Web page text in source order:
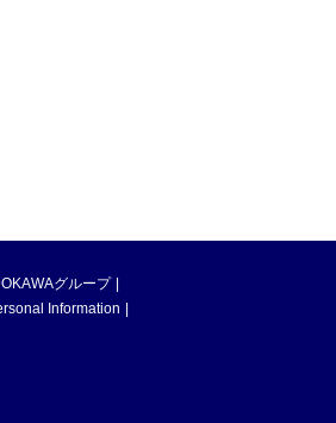
グループ
Information